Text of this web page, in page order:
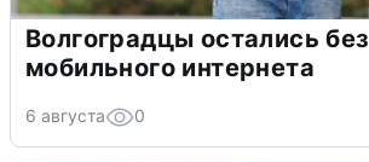
Волгоградцы остались без
мобильного интернета
6 августа 0